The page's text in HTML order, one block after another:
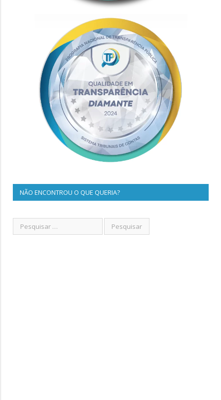
NÃO ENCONTROU O QUE QUERIA?